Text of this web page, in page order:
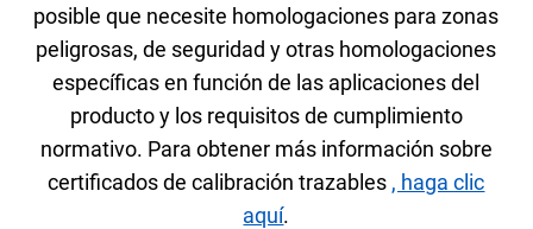
posible que necesite homologaciones para zonas
peligrosas, de seguridad y otras homologaciones
específicas en función de las aplicaciones del
producto y los requisitos de cumplimiento
normativo. Para obtener más información sobre
certificados de calibración trazables , haga clic
aquí.